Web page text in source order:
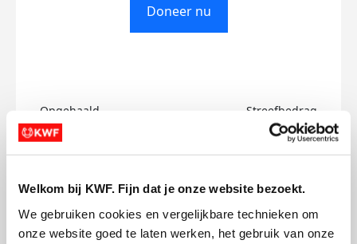
Welkom bij KWF. Fijn dat je onze website bezoekt.
We gebruiken cookies en vergelijkbare technieken om
onze website goed te laten werken, het gebruik van onze
Doneer nu
Opgehaald
€0
Streefbedrag
€750
Katy's badges